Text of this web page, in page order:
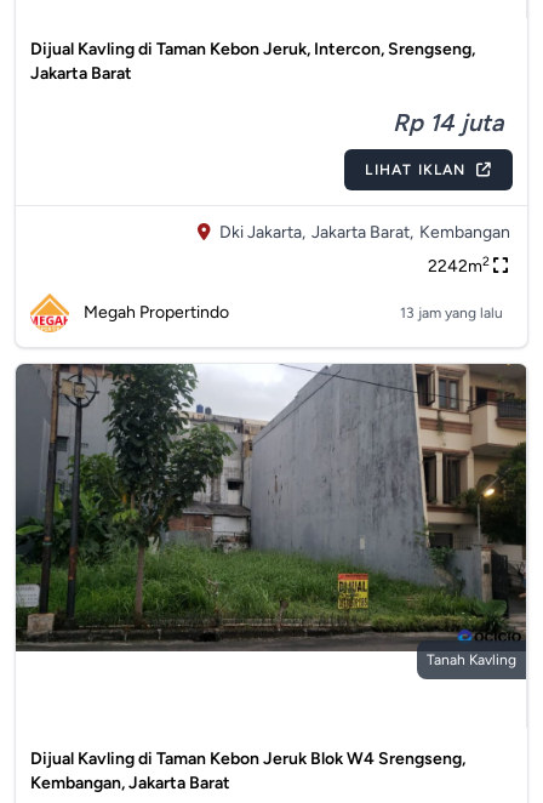
Dijual Kavling di Taman Kebon Jeruk, Intercon, Srengseng,
Jakarta Barat
Rp 14 juta
LIHAT IKLAN
Dki Jakarta, Jakarta Barat, Kembangan
2242m2
Megah Propertindo 13 jam yang lalu
Tanah Kavling
Dijual Kavling di Taman Kebon Jeruk Blok W4 Srengseng,
Kembangan, Jakarta Barat